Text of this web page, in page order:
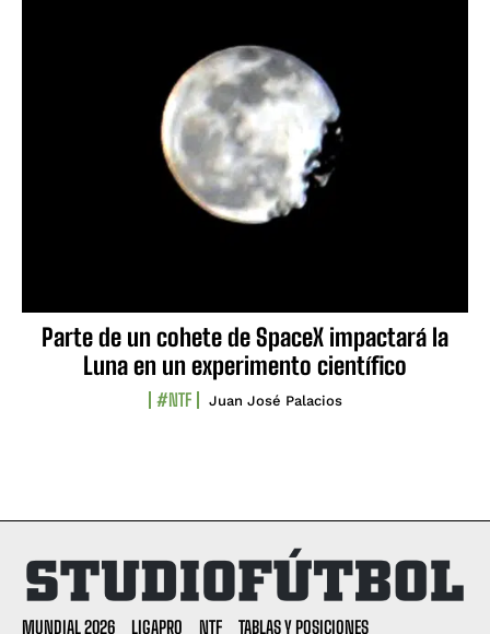
Parte de un cohete de SpaceX impactará la
Luna en un experimento científico
#NTF Juan José Palacios
MUNDIAL 2026 LIGAPRO NTF TABLAS Y POSICIONES